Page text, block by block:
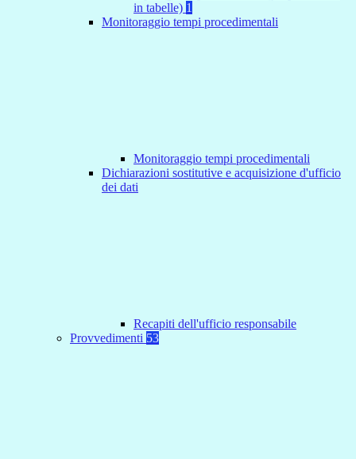
in tabelle) 1
Monitoraggio tempi procedimentali
Monitoraggio tempi procedimentali
Dichiarazioni sostitutive e acquisizione d'ufficio
dei dati
Recapiti dell'ufficio responsabile
Provvedimenti 53